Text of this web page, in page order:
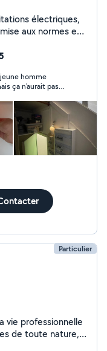
électriques,
aux normes et
homme
ça n'aurait pas
moment de payer,
je n'ai pas
! Alors il a refait
horaire !! On
! Je lui signale,
appel à un pro il
Particulier
vie professionnelle
de toute nature,